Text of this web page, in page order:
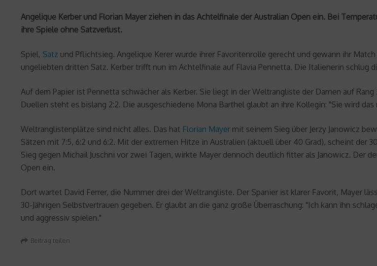
Angelique Kerber und Florian Mayer ziehen in das Achtelfinale der Australian Open ein. Bei
ihre Spiele ohne Satzverlust.
Spiel, Satz und Pflichtsieg. Angelique Kerer wurde ihrer Favoritenrolle gerecht und gewann ihr
ungeliebten dritten Satz. Kerber trifft nun im Achtelfinale auf Flavia Pennetta. Die Italienerin schlug
Auf dem Papier ist Pennetta schwächer als Kerber. Sie liegt in der Weltrangliste der Damen auf
Duellen steht es bislang 2:2. Die ausgeschiedene Mona Barthel glaubt an ihre Kollegin: "Sie wird
Weltranglistenplätze sind nicht alles. Das hat Florian Mayer mit seinem Sieg über Jerzy Janowicz
Sätzen mit 7:5, 6:2 und 6:2. Mit der extremen Hitze in Australien (aktuell über 40 Grad), scheint der
Sieg gegen Michail Juschni vor zwei Tagen, wirkte Mayer dennoch deutlich fitter als Janowicz. Der
Open ein.
Dort wartet David Ferrer, die Nummer drei der Weltrangliste. Der Spanier ist klarer Favorit, Mayer
30-Jährigen Selbstvertrauen gegeben. Er glaubt an die ganz große Überraschung: "Ich kann ihn
und aggressiv spielen."
Beitrag teilen